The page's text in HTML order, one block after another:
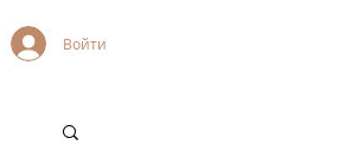
Войти